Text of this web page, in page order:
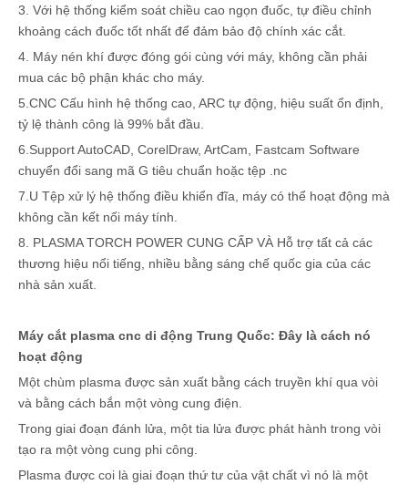
3. Với hệ thống kiểm soát chiều cao ngọn đuốc, tự điều chỉnh
khoảng cách đuốc tốt nhất để đảm bảo độ chính xác cắt.
4. Máy nén khí được đóng gói cùng với máy, không cần phải
mua các bộ phận khác cho máy.
5.CNC Cấu hình hệ thống cao, ARC tự động, hiệu suất ổn định,
tỷ lệ thành công là 99% bắt đầu.
6.Support AutoCAD, CorelDraw, ArtCam, Fastcam Software
chuyển đổi sang mã G tiêu chuẩn hoặc tệp .nc
7.U Tệp xử lý hệ thống điều khiển đĩa, máy có thể hoạt động mà
không cần kết nối máy tính.
8. PLASMA TORCH POWER CUNG CẤP VÀ Hỗ trợ tất cả các
thương hiệu nổi tiếng, nhiều bằng sáng chế quốc gia của các
nhà sản xuất.
Máy cắt plasma cnc di động Trung Quốc: Đây là cách nó
hoạt động
Một chùm plasma được sản xuất bằng cách truyền khí qua vòi
và bằng cách bắn một vòng cung điện.
Trong giai đoạn đánh lửa, một tia lửa được phát hành trong vòi
tạo ra một vòng cung phi công.
Plasma được coi là giai đoạn thứ tư của vật chất vì nó là một